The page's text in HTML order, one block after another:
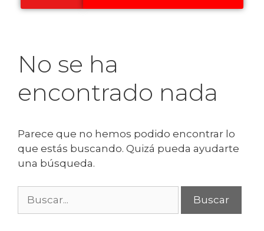
No se ha
encontrado nada
Parece que no hemos podido encontrar lo
que estás buscando. Quizá pueda ayudarte
una búsqueda.